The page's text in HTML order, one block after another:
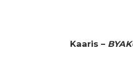
Kaaris –